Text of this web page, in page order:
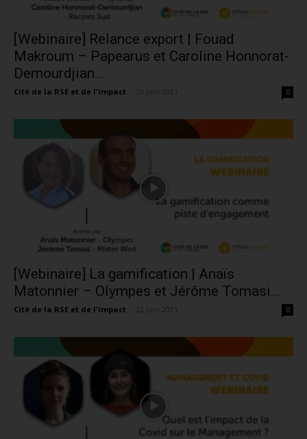
[Webinaire] Relance export | Fouad
Makroum – Papearus et Caroline Honnorat-
Demourdjian...
Cité de la RSE et de l'impact 0
[Webinaire] La gamification | Anaïs
Matonnier – Olympes et Jérôme Tomasi...
Cité de la RSE et de l'impact 0